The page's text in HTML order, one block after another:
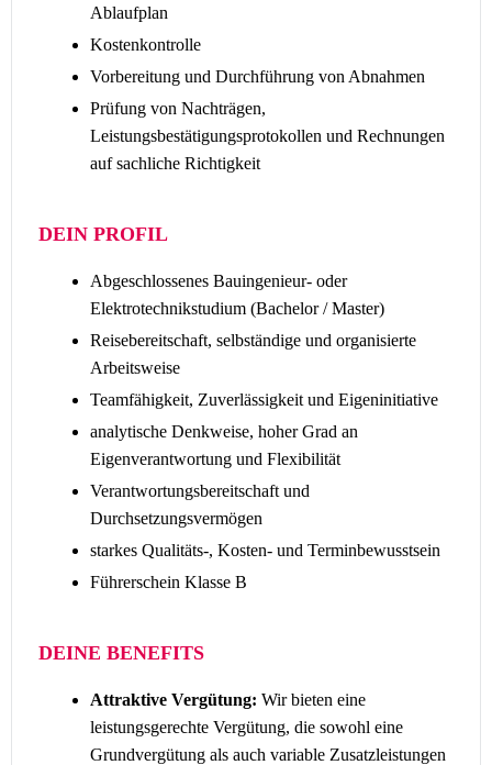
Ablaufplan
Kostenkontrolle
Vorbereitung und Durchführung von Abnahmen
Prüfung von Nachträgen,
Leistungsbestätigungsprotokollen und Rechnungen
auf sachliche Richtigkeit
DEIN PROFIL
Abgeschlossenes Bauingenieur- oder
Elektrotechnikstudium (Bachelor / Master)
Reisebereitschaft, selbständige und organisierte
Arbeitsweise
Teamfähigkeit, Zuverlässigkeit und Eigeninitiative
analytische Denkweise, hoher Grad an
Eigenverantwortung und Flexibilität
Verantwortungsbereitschaft und
Durchsetzungsvermögen
starkes Qualitäts-, Kosten- und Terminbewusstsein
Führerschein Klasse B
DEINE BENEFITS
Attraktive Vergütung: Wir bieten eine
leistungsgerechte Vergütung, die sowohl eine
Grundvergütung als auch variable Zusatzleistungen